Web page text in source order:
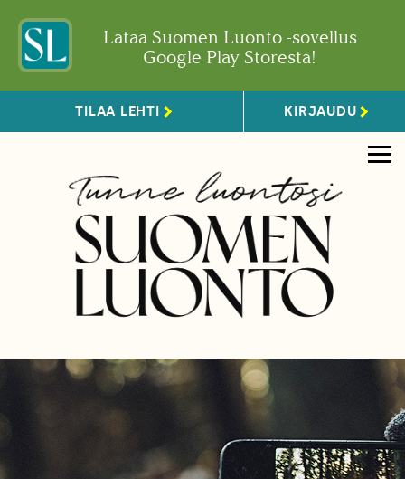
Lataa Suomen Luonto -sovellus
Google Play Storesta!
TILAA LEHTI KIRJAUDU